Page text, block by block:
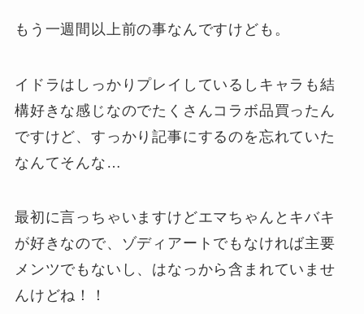
もう一週間以上前の事なんですけども。
イドラはしっかりプレイしているしキャラも結
構好きな感じなのでたくさんコラボ品買ったん
ですけど、すっかり記事にするのを忘れていた
なんてそんな…
最初に言っちゃいますけどエマちゃんとキバキ
が好きなので、ゾディアートでもなければ主要
メンツでもないし、はなっから含まれていませ
んけどね！！